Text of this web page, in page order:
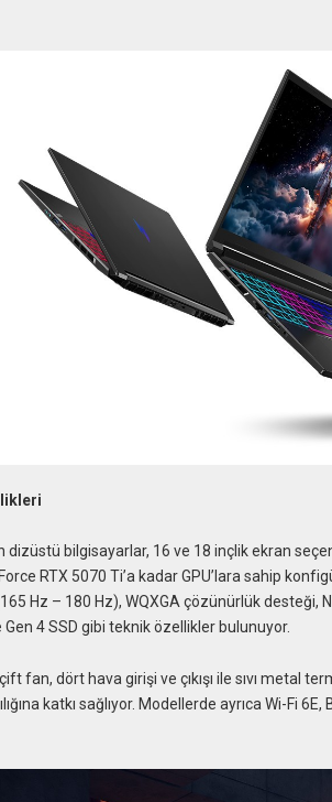
dizüstü bilgisayarlar, 16 ve 18 inçlik ekran
RTX 5070 Ti’a kadar GPU’lara sahip
Hz – 180 Hz), WQXGA çözünürlük desteği,
Gen 4 SSD gibi teknik özellikler bulunuyor.
fan, dört hava girişi ve çıkışı ile sıvı metal
katkı sağlıyor. Modellerde ayrıca Wi-Fi